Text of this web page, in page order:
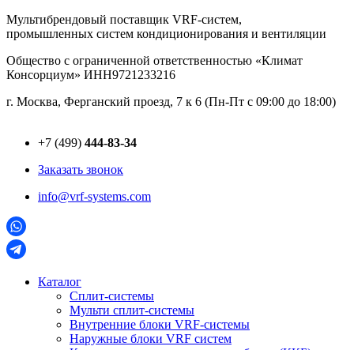
Перейти
к
Мультибрендовый поставщик VRF-cистем,
промышленных систем кондиционирования и вентиляции
Общество с ограниченной ответственностью «Климат
Консорциум» ИНН9721233216
г. Москва, Ферганский проезд, 7 к 6 (Пн-Пт с 09:00 до 18:00)
+7 (499) 444-83-34
Заказать звонок
info@vrf-systems.com
Каталог
Сплит-системы
Мульти сплит-системы
Внутренние блоки VRF-cистемы
Наружные блоки VRF cистем